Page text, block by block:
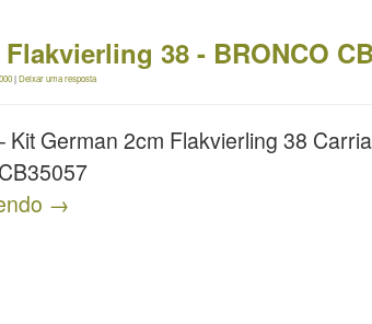
38 - BRONCO
|Deixar uma resposta
Kit German 2cm Flakvierling 38
→